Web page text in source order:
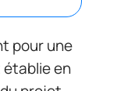
pour une
en